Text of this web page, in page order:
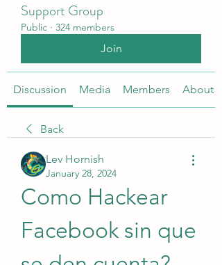
Support Group
Public · 324 members
Join
Discussion Media Members About
Back
Lev Hornish
January 28, 2024
Como Hackear
Facebook sin que